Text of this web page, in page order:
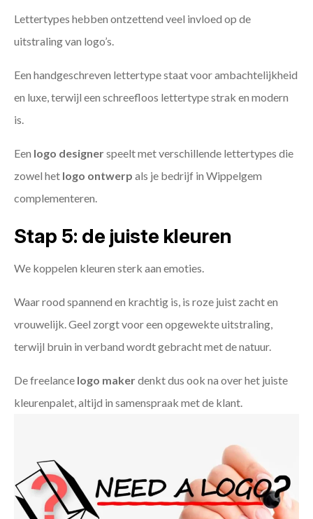
Lettertypes hebben ontzettend veel invloed op de
uitstraling van logo’s.
Een handgeschreven lettertype staat voor ambachtelijkheid
en luxe, terwijl een schreefloos lettertype strak en modern
is.
Een logo designerspeelt met verschillende lettertypes die
zowel het logo ontwerp als je bedrijf in Wippelgem
complementeren.
Stap 5: de juiste kleuren
We koppelen kleuren sterk aan emoties.
Waar rood spannend en krachtig is, is roze juist zacht en
vrouwelijk. Geel zorgt voor een opgewekte uitstraling,
terwijl bruin in verband wordt gebracht met de natuur.
De freelance logo makerdenkt dus ook na over het juiste
kleurenpalet, altijd in samenspraak met de klant.